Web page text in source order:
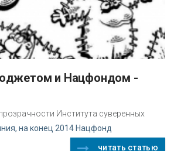
Института суверенных
на конец 2014 Нацфонд
читать статью